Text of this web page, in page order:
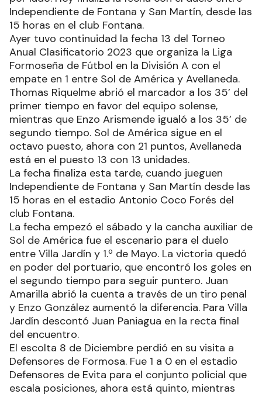
Independiente de Fontana y San Martín, desde las
15 horas en el club Fontana.
Ayer tuvo continuidad la fecha 13 del Torneo
Anual Clasificatorio 2023 que organiza la Liga
Formoseña de Fútbol en la División A con el
empate en 1 entre Sol de América y Avellaneda.
Thomas Riquelme abrió el marcador a los 35’ del
primer tiempo en favor del equipo solense,
mientras que Enzo Arismende igualó a los 35’ de
segundo tiempo. Sol de América sigue en el
octavo puesto, ahora con 21 puntos, Avellaneda
está en el puesto 13 con 13 unidades.
La fecha finaliza esta tarde, cuando jueguen
Independiente de Fontana y San Martín desde las
15 horas en el estadio Antonio Coco Forés del
club Fontana.
La fecha empezó el sábado y la cancha auxiliar de
Sol de América fue el escenario para el duelo
entre Villa Jardín y 1.º de Mayo. La victoria quedó
en poder del portuario, que encontró los goles en
el segundo tiempo para seguir puntero. Juan
Amarilla abrió la cuenta a través de un tiro penal
y Enzo González aumentó la diferencia. Para Villa
Jardín descontó Juan Paniagua en la recta final
del encuentro.
El escolta 8 de Diciembre perdió en su visita a
Defensores de Formosa. Fue 1 a 0 en el estadio
Defensores de Evita para el conjunto policial que
escala posiciones, ahora está quinto, mientras